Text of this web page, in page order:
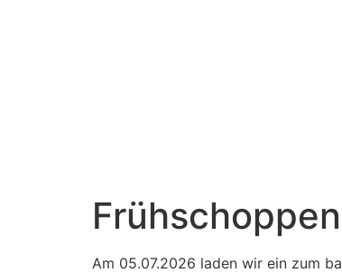
Am 05.07.2026 laden wir ein zum